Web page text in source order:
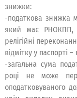
знижки:
-податкова знижка
який має РНОКПП,
релігійні
відмітку у паспорті –
-загальна сума
році не може
оподатковуваного